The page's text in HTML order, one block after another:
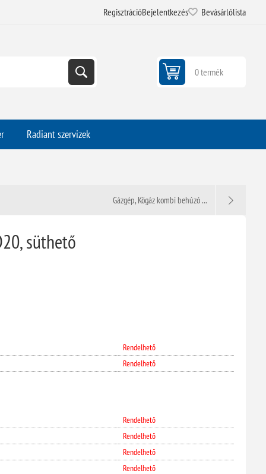
RegisztrációBejelentkezés Bevásárlólista
0 termék
Radiant szervizek
Gázgép, Kögáz kombi behúzó ...
süthető
Rendelhető
Rendelhető
Rendelhető
Rendelhető
Rendelhető
Rendelhető